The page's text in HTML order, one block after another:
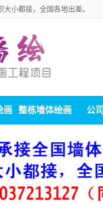
小都接，全国各地出差。
画 整栋墙体绘画 公